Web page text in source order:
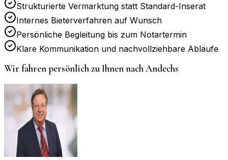
Strukturierte Vermarktung statt Standard-Inserat
Internes Bieterverfahren auf Wunsch
Persönliche Begleitung bis zum Notartermin
Klare Kommunikation und nachvollziehbare Abläufe
Wir fahren persönlich zu Ihnen nachAndechs